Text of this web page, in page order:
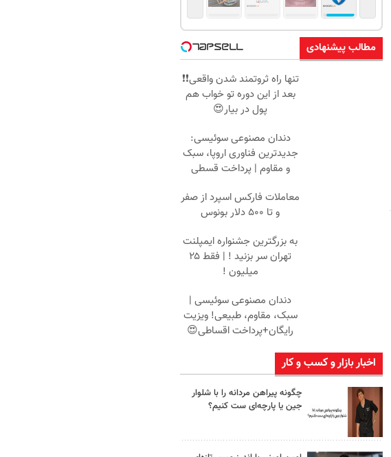
مطالب پیشنهادی
تنها راه ثروتمند شدن واقعی❗❗
بعد از این دوره تو خواب هم
پول در بیار😍
دندان مصنوعی سوئیسی:
جدیدترین فناوری اروپا، سبک
و مقاوم | پرداخت قسطی
معاملات فارکس اسپرد از صفر
و تا ۵۰۰ دلار بونوس
به بزرگترین جشنواره ایمپلنت
تهران سر بزنید ! | فقط ۲۵
میلیون !
دندان مصنوعی سوئیسی |
سبک، مقاوم، طبیعی! ویزیت
رایگان+پرداخت اقساطی😍
اخبار بازار و کسب و کار
چگونه پیراهن مردانه را با شلوار
جین یا پارچه‌ای ست کنیم؟